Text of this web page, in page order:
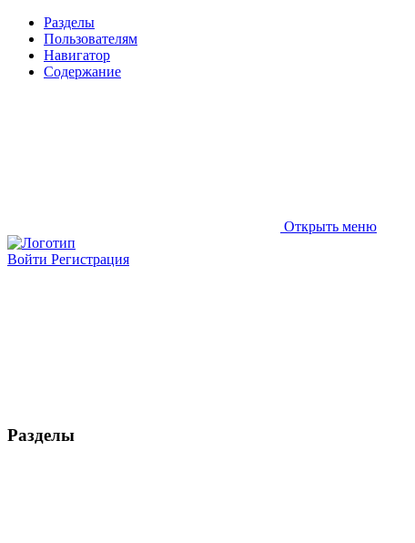
Разделы
Пользователям
Навигатор
Содержание
Открыть меню
Войти Регистрация
Разделы